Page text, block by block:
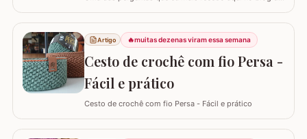
quem já tem estrada, é: "Samuel, quanto eu devo cobrar
pelas minhas peças?". Eu sei que muitas vezes o medo
de cobrar o valor justo e não vender fala mais alto, mas
hoje eu quero te ajudar a mudar…
Artigo 🔥muitas dezenas viram essa semana
Cesto de crochê com fio Persa -
Fácil e prático
Cesto de crochê com fio Persa - Fácil e prático